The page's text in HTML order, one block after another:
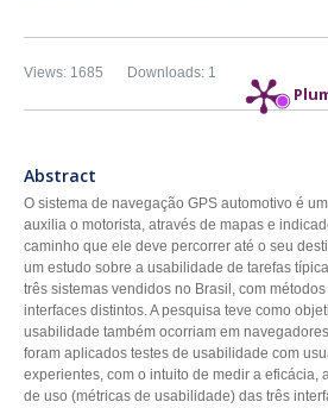
Downloads: 1
Views: 1685
Abstract
O sistema de navegação GPS automotivo é
auxilia o motorista, através de mapas e
caminho que ele deve percorrer até o seu
um estudo sobre a usabilidade de tarefas
três sistemas vendidos no Brasil, com
interfaces distintos. A pesquisa teve como
usabilidade também ocorriam em
foram aplicados testes de usabilidade com
experientes, com o intuito de medir a eficácia,
de uso (métricas de usabilidade) das três